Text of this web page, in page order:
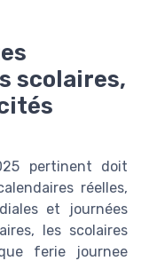
scolaires,
pertinent doit
réelles,
et journées
les scolaires
ferie journee